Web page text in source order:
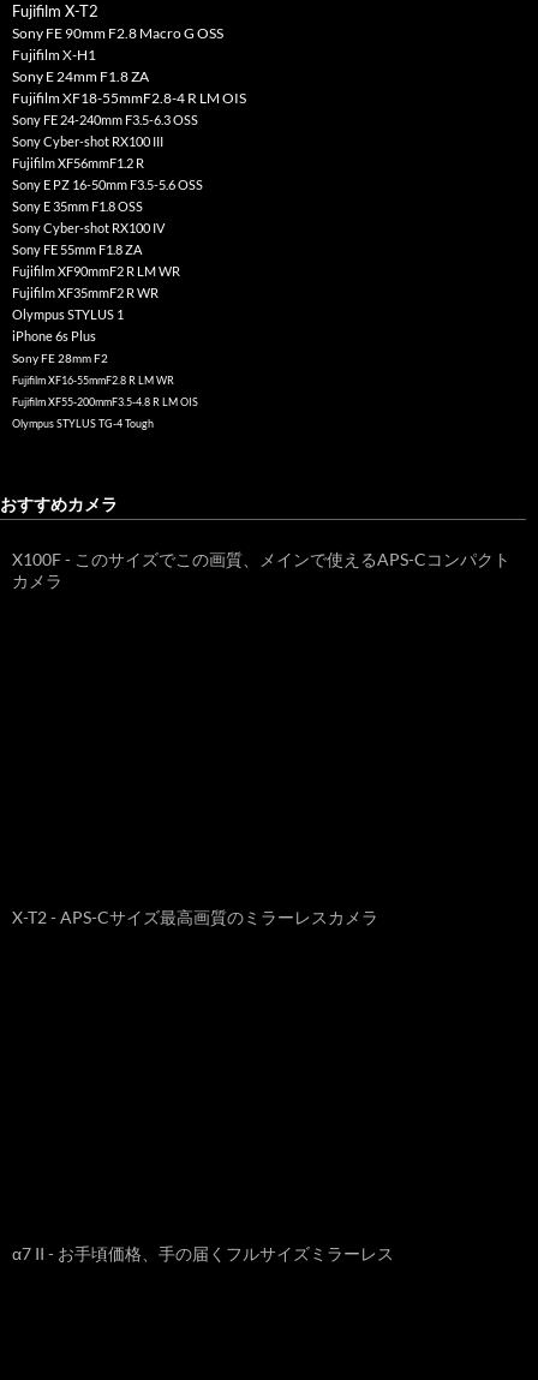
Fujifilm X-T2
Sony FE 90mm F2.8 Macro G OSS
Fujifilm X-H1
Sony E 24mm F1.8 ZA
Fujifilm XF18-55mmF2.8-4 R LM OIS
Sony FE 24-240mm F3.5-6.3 OSS
Sony Cyber-shot RX100 III
Fujifilm XF56mmF1.2 R
Sony E PZ 16-50mm F3.5-5.6 OSS
Sony E 35mm F1.8 OSS
Sony Cyber-shot RX100 IV
Sony FE 55mm F1.8 ZA
Fujifilm XF90mmF2 R LM WR
Fujifilm XF35mmF2 R WR
Olympus STYLUS 1
iPhone 6s Plus
Sony FE 28mm F2
Fujifilm XF16-55mmF2.8 R LM WR
Fujifilm XF55-200mmF3.5-4.8 R LM OIS
Olympus STYLUS TG-4 Tough
おすすめカメラ
X100F - このサイズでこの画質、メインで使えるAPS-Cコンパクト
カメラ
X-T2 - APS-Cサイズ最高画質のミラーレスカメラ
α7 II - お手頃価格、手の届くフルサイズミラーレス